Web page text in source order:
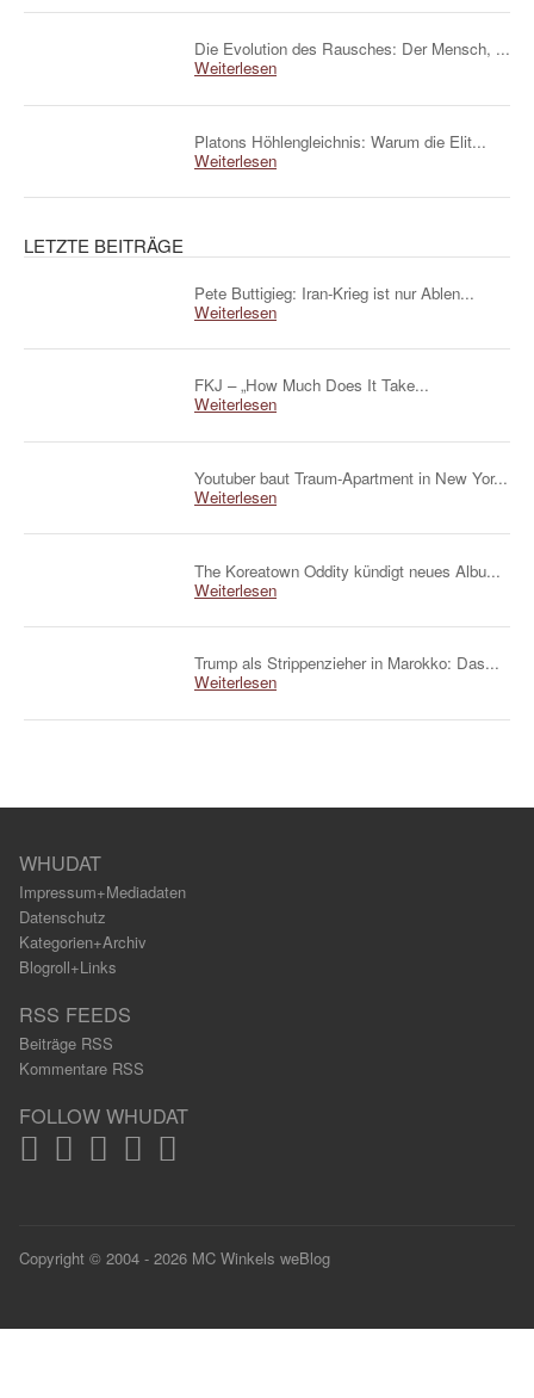
Die Evolution des Rausches: Der Mensch, ...
Weiterlesen
Platons Höhlengleichnis: Warum die Elit...
Weiterlesen
LETZTE BEITRÄGE
Pete Buttigieg: Iran-Krieg ist nur Ablen...
Weiterlesen
FKJ – „How Much Does It Take...
Weiterlesen
Youtuber baut Traum-Apartment in New Yor...
Weiterlesen
The Koreatown Oddity kündigt neues Albu...
Weiterlesen
Trump als Strippenzieher in Marokko: Das...
Weiterlesen
WHUDAT
Impressum+Mediadaten
Datenschutz
Kategorien+Archiv
Blogroll+Links
RSS FEEDS
Beiträge RSS
Kommentare RSS
FOLLOW WHUDAT
Copyright © 2004 - 2026 MC Winkels weBlog